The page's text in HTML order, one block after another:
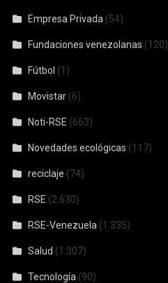
Empresa Privada (54)
Fundaciones venezolanas (120)
Fútbol (1)
Movistar (6)
Noti-RSE (663)
Novedades ecológicas (117)
reciclaje (74)
RSE (2.630)
RSE-Venezuela (1.335)
Salud (1.307)
Tecnología (90)